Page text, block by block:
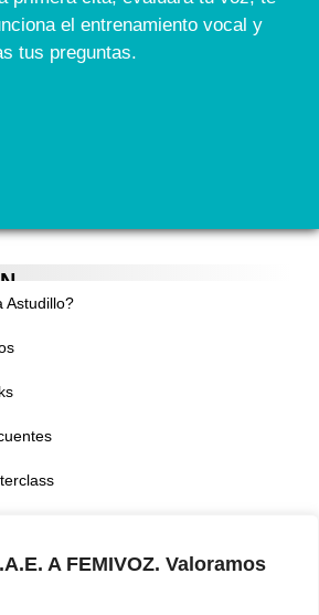
A FEMIVOZ. Valoramos
el entrenamiento vocal y
tus preguntas.
Astudillo?
voz
la voz